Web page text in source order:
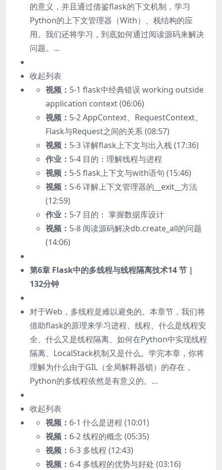
的意义，并且通过借鉴flask的下文机制，学习
Python的上下文管理器（With）、栈结构的应
用。我们还将学习，到底如何通过阅读源码来解决
问题。…
收起列表
视频： 5-1 flask中经典错误 working outside
application context (06:06)
视频： 5-2 AppContext、RequestContext、
Flask与Request之间的关系 (08:57)
视频： 5-3 详解flask上下文与出入栈 (17:36)
作业： 5-4 目的：理解线程与进程
视频： 5-5 flask上下文与with语句 (15:46)
视频： 5-6 详解上下文管理器的__exit__方法
(12:59)
作业： 5-7 目的： 掌握数据库设计
视频： 5-8 阅读源码解决db.create_all的问题
(14:06)
第6章 Flask中的多线程与线程隔离技术14 节 |
132分钟
对于Web，多线程是难以避免的。本章节，我们将
借助flask的原理来学习进程、线程、什么是线程安
全、什么又是线程隔离、如何在Python中实现线程
隔离、LocalStack机制又是什么。学完本章，你将
理解为什么由于GIL（全局解释器锁）的存在，
Python的多线程依然是有意义的。…
收起列表
视频： 6-1 什么是进程 (10:01)
视频： 6-2 线程的概念 (05:35)
视频： 6-3 多线程 (12:43)
视频： 6-4 多线程的优势与好处 (03:16)